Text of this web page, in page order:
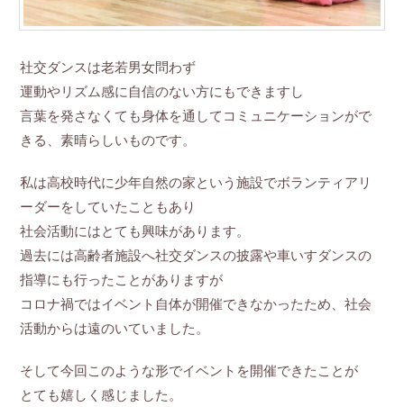
社交ダンスは老若男女問わず
運動やリズム感に自信のない方にもできますし
言葉を発さなくても身体を通してコミュニケーションがで
きる、素晴らしいものです。
私は高校時代に少年自然の家という施設でボランティアリ
ーダーをしていたこともあり
社会活動にはとても興味があります。
過去には高齢者施設へ社交ダンスの披露や車いすダンスの
指導にも行ったことがありますが
コロナ禍ではイベント自体が開催できなかったため、社会
活動からは遠のいていました。
そして今回このような形でイベントを開催できたことが
とても嬉しく感じました。